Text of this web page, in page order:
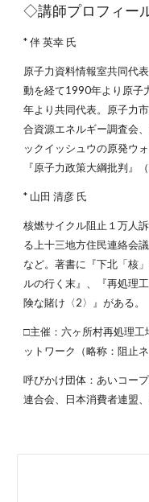
◇講師プロフィー
* 伴 英幸 氏
原子力資料情報室共同代
動を経て1990年より原子
年より共同代表。原子力
合資源エネルギー調査会
ックイッシュウの原発ウ
『原子力政策大綱批判』
* 山田 清彦 氏
核燃サイクル阻止１万人
る上十三地方住民連絡会
など。著書に『下北「核
ルの行く末』、『再処理
険な賭け〈2〉』がある。
□主催：六ヶ所村再処理
ットワーク（略称：阻止ネ
呼びかけ団体：あいコー
連合会、日本消費者連盟